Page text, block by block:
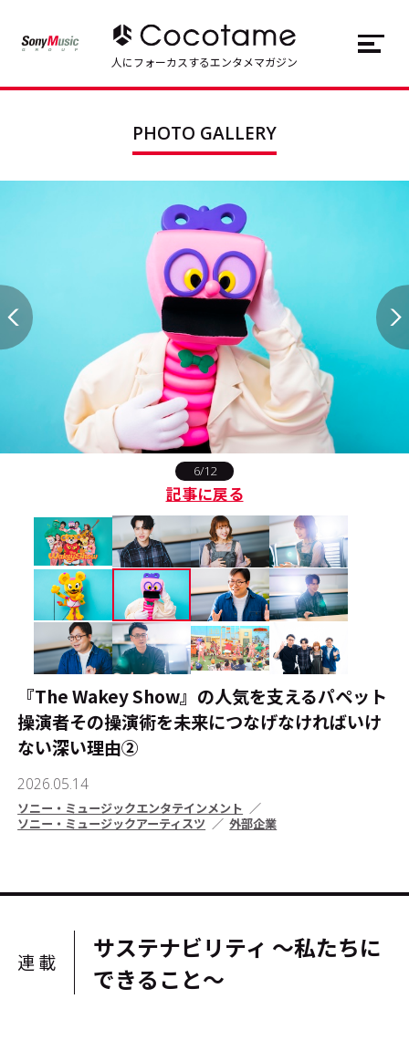
Series
About
#エンタメ業界のちょっといい話
#リクルート
運営会社 プライバシーポリシー
本サイトご利用にあたって Cookie Settings
JP EN
人にフォーカスするエンタメマガジン
PHOTO GALLERY
6/12
記事に戻る
『The Wakey Show』の人気を支えるパペット
操演者――その操演術を未来につなげなければいけ
ない深い理由②
2026.05.14
ソニー・ミュージックエンタテインメント
ソニー・ミュージックアーティスツ
外部企業
連載
サステナビリティ ～私たちに
できること～